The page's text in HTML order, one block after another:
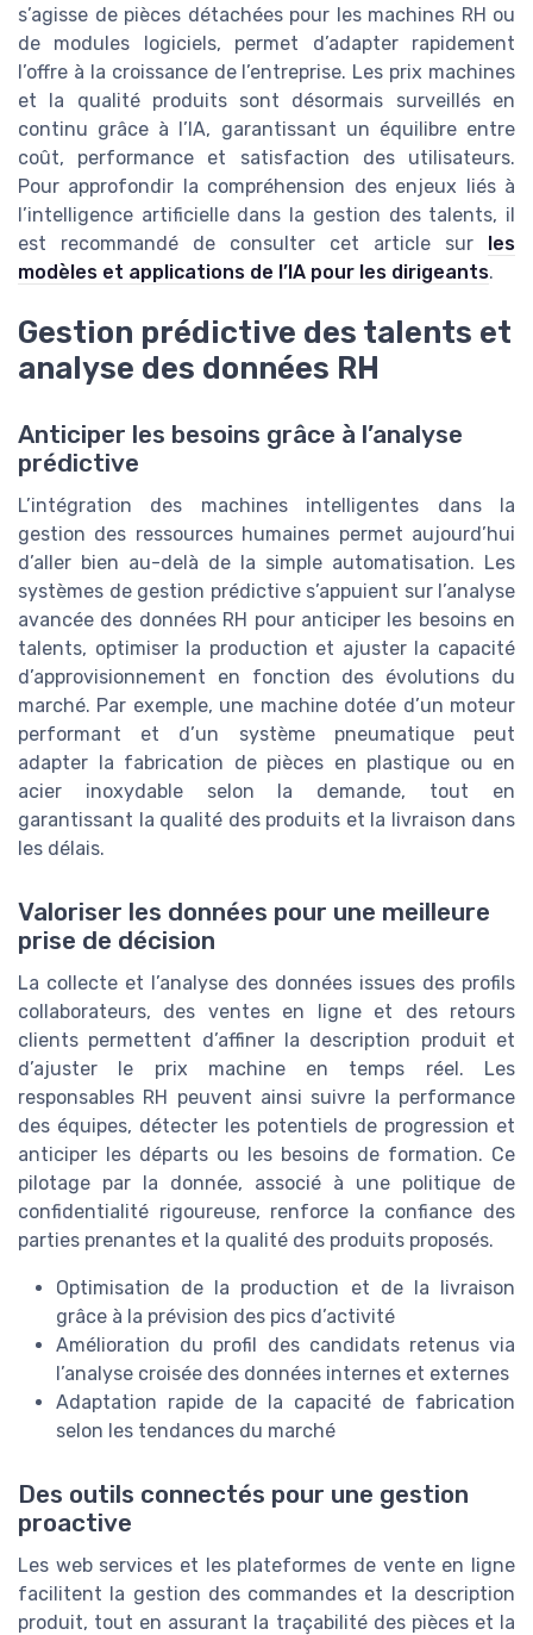
s’agisse de pièces détachées pour les machines RH ou
de modules logiciels, permet d’adapter rapidement
l’offre à la croissance de l’entreprise. Les prix machines
et la qualité produits sont désormais surveillés en
continu grâce à l’IA, garantissant un équilibre entre
coût, performance et satisfaction des utilisateurs.
Pour approfondir la compréhension des enjeux liés à
l’intelligence artificielle dans la gestion des talents, il
est recommandé de consulter cet article sur
les
modèles et applications de l’IA pour les dirigeants.
Gestion prédictive des talents et
analyse des données RH
Anticiper les besoins grâce à l’analyse
prédictive
L’intégration des machines intelligentes dans la
gestion des ressources humaines permet aujourd’hui
d’aller bien au-delà de la simple automatisation. Les
systèmes de gestion prédictive s’appuient sur l’analyse
avancée des données RH pour anticiper les besoins en
talents, optimiser la production et ajuster la capacité
d’approvisionnement en fonction des évolutions du
marché. Par exemple, une machine dotée d’un moteur
performant et d’un système pneumatique peut
adapter la fabrication de pièces en plastique ou en
acier inoxydable selon la demande, tout en
garantissant la qualité des produits et la livraison dans
les délais.
Valoriser les données pour une meilleure
prise de décision
La collecte et l’analyse des données issues des profils
collaborateurs, des ventes en ligne et des retours
clients permettent d’affiner la description produit et
d’ajuster le prix machine en temps réel. Les
responsables RH peuvent ainsi suivre la performance
des équipes, détecter les potentiels de progression et
anticiper les départs ou les besoins de formation. Ce
pilotage par la donnée, associé à une politique de
confidentialité rigoureuse, renforce la confiance des
parties prenantes et la qualité des produits proposés.
Optimisation de la production et de la livraison
grâce à la prévision des pics d’activité
Amélioration du profil des candidats retenus via
l’analyse croisée des données internes et externes
Adaptation rapide de la capacité de fabrication
selon les tendances du marché
Des outils connectés pour une gestion
proactive
Les web services et les plateformes de vente en ligne
facilitent la gestion des commandes et la description
produit, tout en assurant la traçabilité des pièces et la